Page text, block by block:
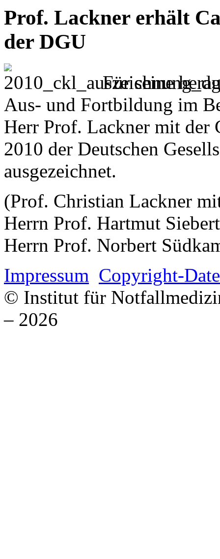
Prof. Lackner erhält
der DGU
Für seine
Aus- und Fortbildung im
Herr Prof. Lackner mit der
2010 der Deutschen
ausgezeichnet.
(Prof. Christian Lackner
Herrn Prof. Hartmut
Herrn Prof. Norbert
Impressum Copyright-
© Institut für
– 2026